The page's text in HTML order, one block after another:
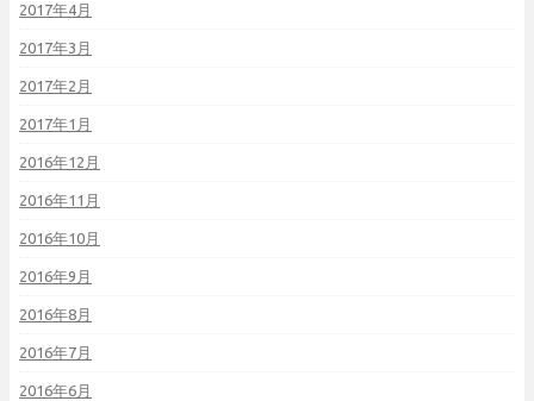
2017年4月
2017年3月
2017年2月
2017年1月
2016年12月
2016年11月
2016年10月
2016年9月
2016年8月
2016年7月
2016年6月